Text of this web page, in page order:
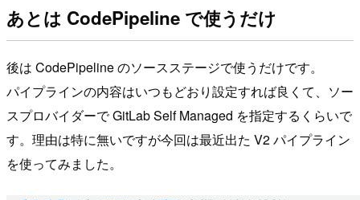
あとは CodePipeline で使うだけ
後は CodePipeline のソースステージで使うだけです。
パイプラインの内容はいつもどおり設定すれば良くて、ソー
スプロバイダーで GitLab Self Managed を指定するくらいで
す。理由は特に無いですが今回は最近出た V2 パイプライン
を使ってみました。